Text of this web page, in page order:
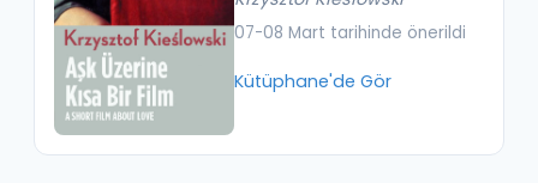
07-08 Mart tarihinde önerildi
Kütüphane'de Gör